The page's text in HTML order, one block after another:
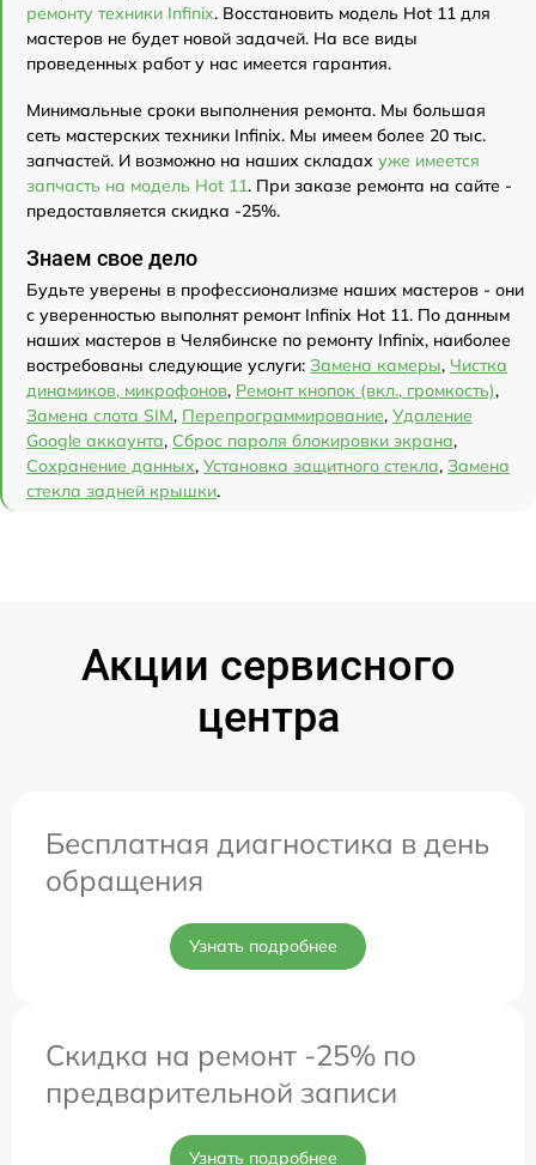
ремонту техники Infinix. Восстановить модель Hot 11 для
мастеров не будет новой задачей. На все виды
проведенных работ у нас имеется гарантия.
Минимальные сроки выполнения ремонта. Мы большая
сеть мастерских техники Infinix. Мы имеем более 20 тыс.
запчастей. И возможно на наших складах уже имеется
запчасть на модель Hot 11. При заказе ремонта на сайте -
предоставляется скидка -25%.
Знаем свое дело
Будьте уверены в профессионализме наших мастеров - они
с уверенностью выполнят ремонт Infinix Hot 11. По данным
наших мастеров в Челябинске по ремонту Infinix, наиболее
востребованы следующие услуги: Замена камеры, Чистка
динамиков, микрофонов, Ремонт кнопок (вкл., громкость),
Замена слота SIM, Перепрограммирование, Удаление
Google аккаунта, Сброс пароля блокировки экрана,
Сохранение данных, Установка защитного стекла, Замена
стекла задней крышки.
Акции сервисного
центра
Бесплатная диагностика в день
обращения
Узнать подробнее
Скидка на ремонт -25% по
предварительной записи
Узнать подробнее